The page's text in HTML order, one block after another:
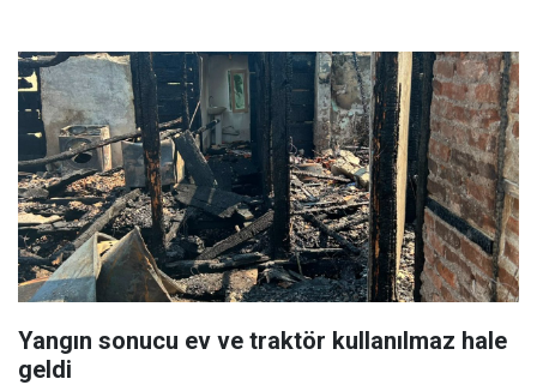
Yangın sonucu ev ve traktör kullanılmaz hale
geldi